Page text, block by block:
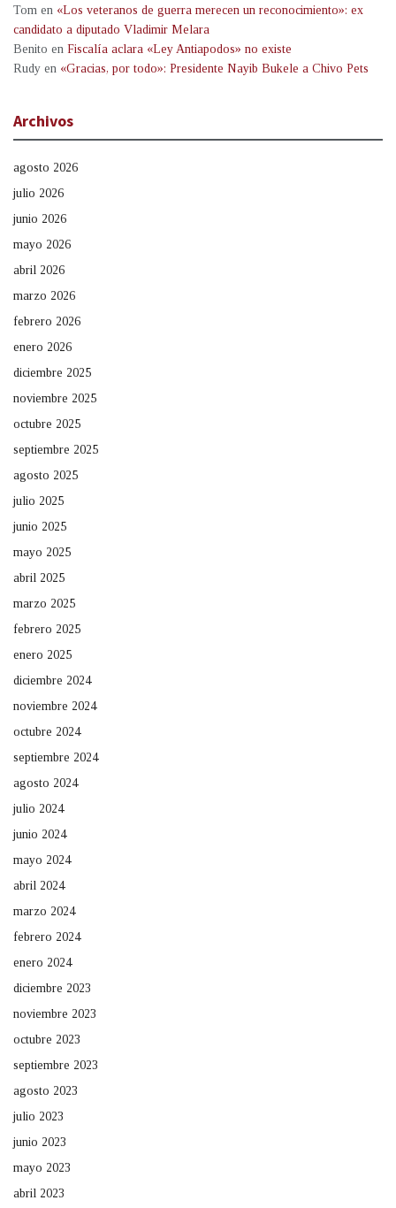
Tom en «Los veteranos de guerra merecen un reconocimiento»: ex
candidato a diputado Vladimir Melara
Benito en Fiscalía aclara «Ley Antiapodos» no existe
Rudy en «Gracias, por todo»: Presidente Nayib Bukele a Chivo Pets
Archivos
agosto 2026
julio 2026
junio 2026
mayo 2026
abril 2026
marzo 2026
febrero 2026
enero 2026
diciembre 2025
noviembre 2025
octubre 2025
septiembre 2025
agosto 2025
julio 2025
junio 2025
mayo 2025
abril 2025
marzo 2025
febrero 2025
enero 2025
diciembre 2024
noviembre 2024
octubre 2024
septiembre 2024
agosto 2024
julio 2024
junio 2024
mayo 2024
abril 2024
marzo 2024
febrero 2024
enero 2024
diciembre 2023
noviembre 2023
octubre 2023
septiembre 2023
agosto 2023
julio 2023
junio 2023
mayo 2023
abril 2023